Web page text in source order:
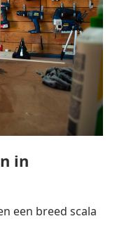
in
een breed scala